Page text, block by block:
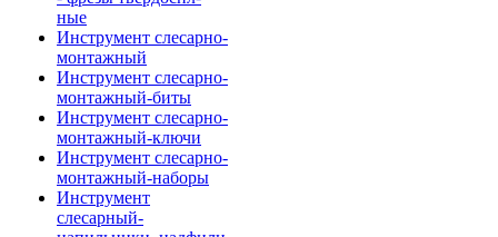
ные
Инструмент слесарно-
монтажный
Инструмент слесарно-
монтажный-биты
Инструмент слесарно-
монтажный-ключи
Инструмент слесарно-
монтажный-наборы
Инструмент
слесарный-